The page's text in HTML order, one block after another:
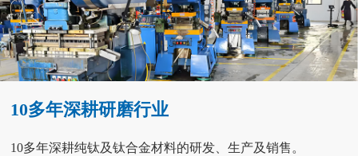
10多年深耕研磨行业
10多年深耕纯钛及钛合金材料的研发、生产及销售。